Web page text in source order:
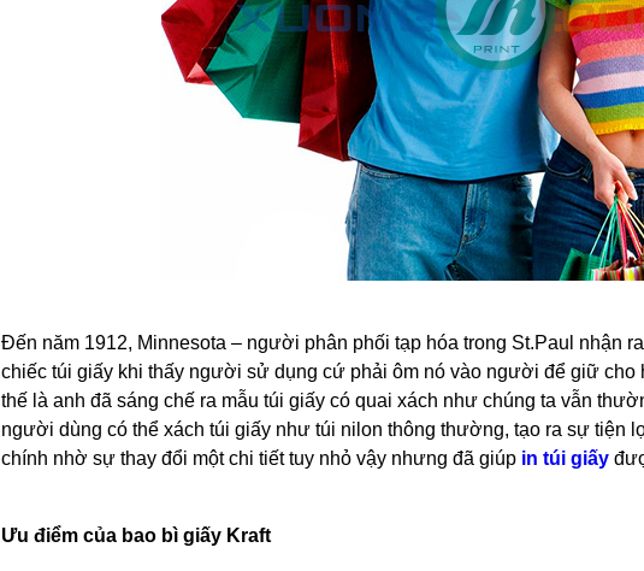
Đến năm 1912, Minnesota – người phân phối tạp hóa trong St.Paul nhận
chiếc túi giấy khi thấy người sử dụng cứ phải ôm nó vào người để giữ cho
thế là anh đã sáng chế ra mẫu túi giấy có quai xách như chúng ta vẫn
người dùng có thể xách túi giấy như túi nilon thông thường, tạo ra sự tiện
chính nhờ sự thay đổi một chi tiết tuy nhỏ vậy nhưng đã giúp in túi giấy
Ưu điểm của bao bì giấy Kraft